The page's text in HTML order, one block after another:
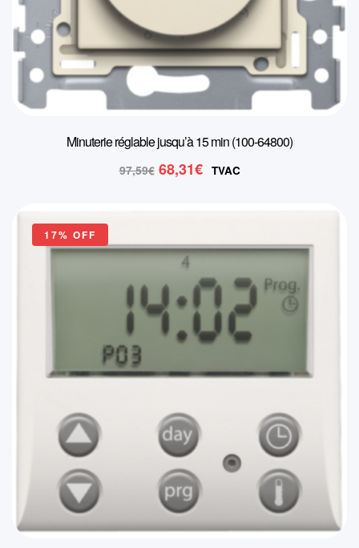
Minuterie réglable jusqu’à 15 min (100-64800)
97,59€ Le
97,59€.
68,31€ Le
68,31€.
TVAC
17% OFF